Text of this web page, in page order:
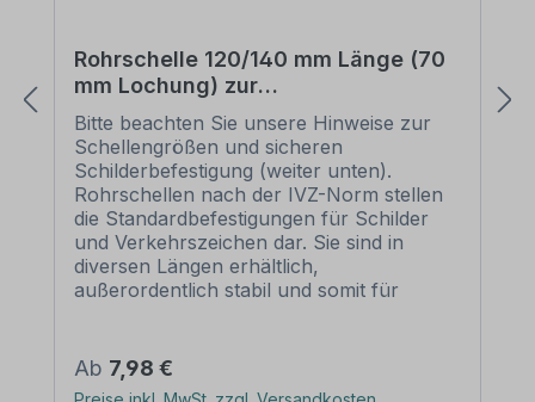
Rohrschelle 120/140 mm Länge (70
mm Lochung) zur
Schilderbefestigung
Bitte beachten Sie unsere Hinweise zur
Schellengrößen und sicheren
Schilderbefestigung (weiter unten).
Rohrschellen nach der IVZ-Norm stellen
die Standardbefestigungen für Schilder
und Verkehrszeichen dar. Sie sind in
diversen Längen erhältlich,
außerordentlich stabil und somit für
eine sichere Befestigung von Schildern mit
einer Höhe über 200 mm werden zwei
Regulärer Preis:
Ab 7,98 €